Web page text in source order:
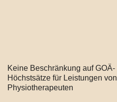
Keine Beschränkung auf GOÄ-
Höchstsätze für Leistungen von
Physiotherapeuten